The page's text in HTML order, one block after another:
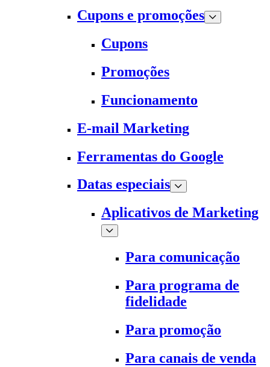
Cupons e promoções
Cupons
Promoções
Funcionamento
E-mail Marketing
Ferramentas do Google
Datas especiais
Aplicativos de Marketing
Para comunicação
Para programa de
fidelidade
Para promoção
Para canais de venda